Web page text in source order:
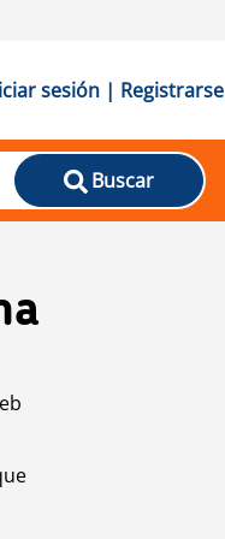
sesión | Registrarse
Buscar